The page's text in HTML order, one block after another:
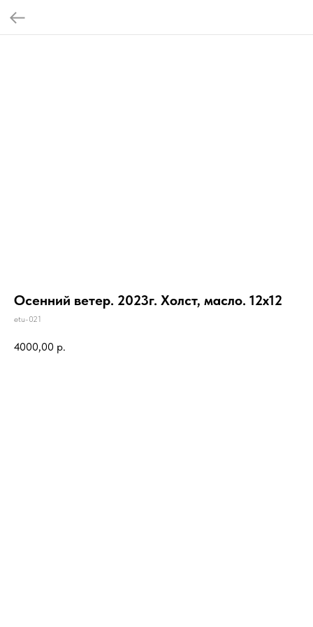
Осенний ветер. 2023г. Холст, масло. 12х12
etu-021
4000,00 р.